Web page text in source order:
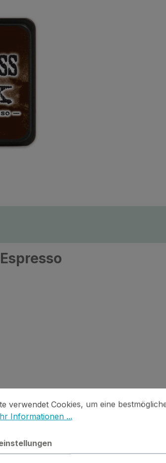
Cookies, um eine bestmögliche
verwendet Cookies, um eine
Informationen ...